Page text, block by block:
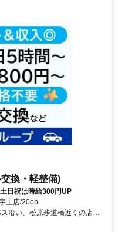
換・軽整備)
日祝は時給300円UP
土店/20ob
沿い、松原歩道橋近くの店舗